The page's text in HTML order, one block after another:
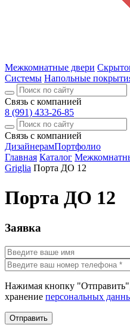
Межкомнатные двери
Системы Напольные
Связь с компанией
8 (991) 433-26-85
Связь с компанией
ДизайнерамПортфолио
Главная Каталог
Griglia Порта ДО 12
Порта ДО 12
Заявка
Нажимая кнопку
хранение персональных
Отправить